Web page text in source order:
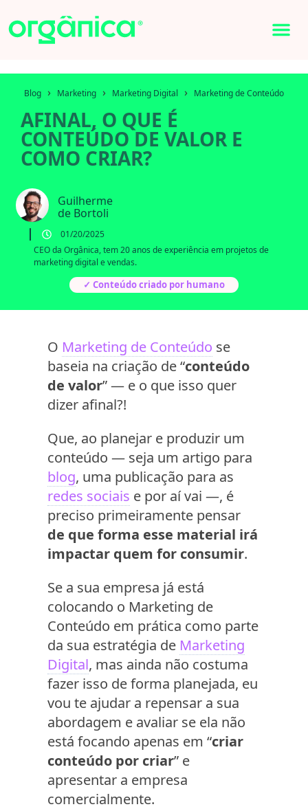
Blog › Marketing › Marketing Digital › Marketing de Conteúdo
AFINAL, O QUE É
CONTEÚDO DE VALOR E
COMO CRIAR?
Guilherme
de Bortoli
01/20/2025
CEO da Orgânica, tem 20 anos de experiência em projetos de
marketing digital e vendas.
✓ Conteúdo criado por humano
O Marketing de Conteúdo se
baseia na criação de “conteúdo
de valor” — e o que isso quer
dizer afinal?!
Que, ao planejar e produzir um
conteúdo — seja um artigo para
blog, uma publicação para as
redes sociais e por aí vai —, é
preciso primeiramente pensar
de que forma esse material irá
impactar quem for consumir.
Se a sua empresa já está
colocando o Marketing de
Conteúdo em prática como parte
da sua estratégia de Marketing
Digital, mas ainda não costuma
fazer isso de forma planejada, eu
vou te ajudar a repensar a sua
abordagem e avaliar se ela não
está focando apenas em “criar
conteúdo por criar” e
apresentar a empresa
comercialmente.